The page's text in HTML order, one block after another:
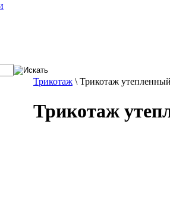
Трикотаж \ Трикотаж
Трикотаж